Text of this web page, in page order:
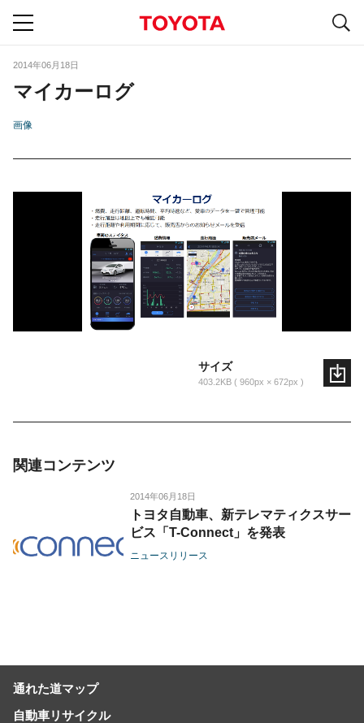
2014年06月18日
マイカーログ
画像
サイズ
403.2KB 960px × 672px
関連コンテンツ
2014年06月18日
トヨタ自動車、新テレマティクスサー
ビス「T-Connect」を発表
ニュースリリース
通れた道マップ
自動車リサイクル